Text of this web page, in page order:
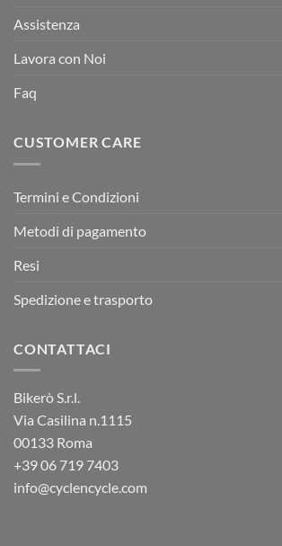
Assistenza
Lavora con Noi
Faq
CUSTOMER CARE
Termini e Condizioni
Metodi di pagamento
Resi
Spedizione e trasporto
CONTATTACI
Bikerò S.r.l.
Via Casilina n.1115
00133 Roma
+3906 719 7403
info@cyclencycle.com